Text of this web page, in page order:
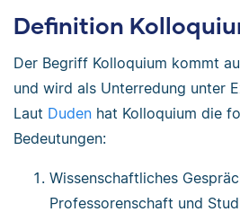
Definition
Der Begriff Kolloquium kommt
und wird als Unterredung unter
Laut Duden hat Kolloquium die
Bedeutungen:
Wissenschaftliches
Professorenschaft und